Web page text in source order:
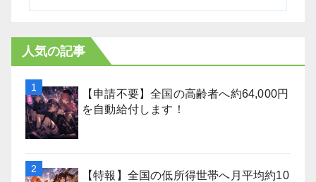
人気の記事
【申請不要】全国の高齢者へ約64,000円
を自動給付します！
【特報】全国の低所得世帯へ月平均約10